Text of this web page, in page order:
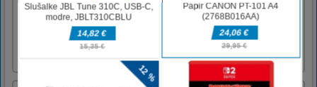
Zgodba se konča. Poiščite razlike in ugotovite
resnico.Kliknite na razlike.